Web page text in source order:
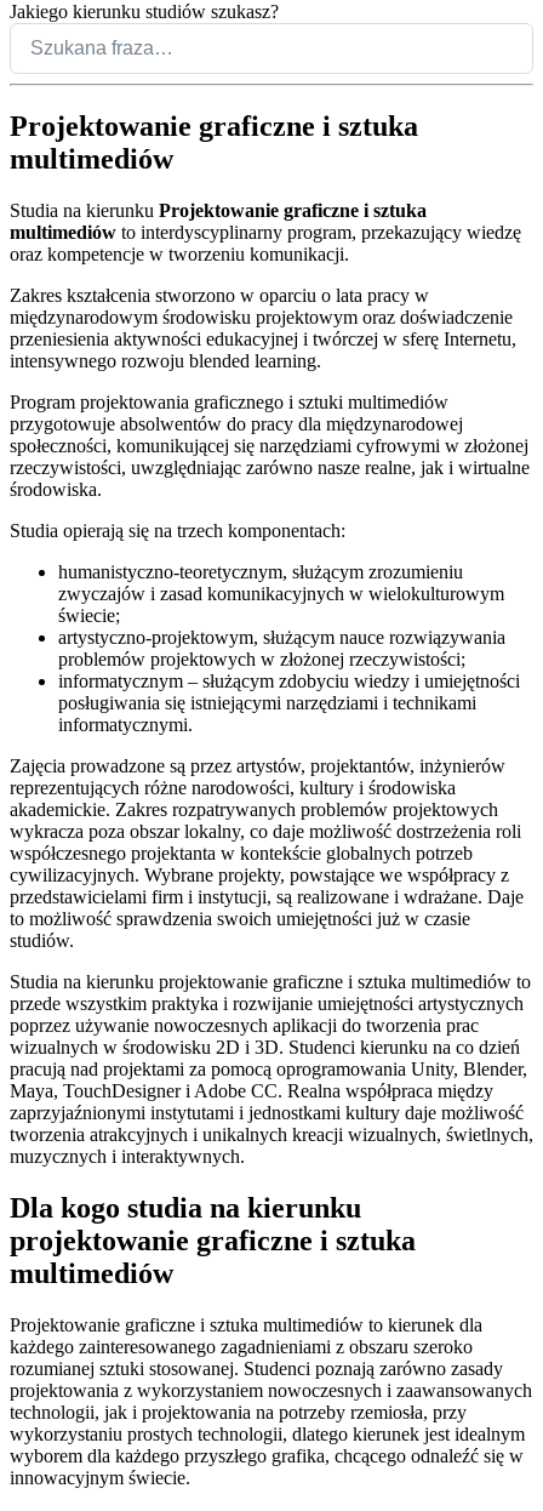
Jakiego kierunku studiów szukasz?
Projektowanie graficzne i sztuka
multimediów
Studia na kierunku Projektowanie graficzne i sztuka
multimediów to interdyscyplinarny program, przekazujący wiedzę
oraz kompetencje w tworzeniu komunikacji.
Zakres kształcenia stworzono w oparciu o lata pracy w
międzynarodowym środowisku projektowym oraz doświadczenie
przeniesienia aktywności edukacyjnej i twórczej w sferę Internetu,
intensywnego rozwoju blended learning.
Program projektowania graficznego i sztuki multimediów
przygotowuje absolwentów do pracy dla międzynarodowej
społeczności, komunikującej się narzędziami cyfrowymi w złożonej
rzeczywistości, uwzględniając zarówno nasze realne, jak i wirtualne
środowiska.
Studia opierają się na trzech komponentach:
humanistyczno-teoretycznym, służącym zrozumieniu
zwyczajów i zasad komunikacyjnych w wielokulturowym
świecie;
artystyczno-projektowym, służącym nauce rozwiązywania
problemów projektowych w złożonej rzeczywistości;
informatycznym – służącym zdobyciu wiedzy i umiejętności
posługiwania się istniejącymi narzędziami i technikami
informatycznymi.
Zajęcia prowadzone są przez artystów, projektantów, inżynierów
reprezentujących różne narodowości, kultury i środowiska
akademickie. Zakres rozpatrywanych problemów projektowych
wykracza poza obszar lokalny, co daje możliwość dostrzeżenia roli
współczesnego projektanta w kontekście globalnych potrzeb
cywilizacyjnych. Wybrane projekty, powstające we współpracy z
przedstawicielami firm i instytucji, są realizowane i wdrażane. Daje
to możliwość sprawdzenia swoich umiejętności już w czasie
studiów.
Studia na kierunku projektowanie graficzne i sztuka multimediów to
przede wszystkim praktyka i rozwijanie umiejętności artystycznych
poprzez używanie nowoczesnych aplikacji do tworzenia prac
wizualnych w środowisku 2D i 3D. Studenci kierunku na co dzień
pracują nad projektami za pomocą oprogramowania Unity, Blender,
Maya, TouchDesigner i Adobe CC. Realna współpraca między
zaprzyjaźnionymi instytutami i jednostkami kultury daje możliwość
tworzenia atrakcyjnych i unikalnych kreacji wizualnych, świetlnych,
muzycznych i interaktywnych.
Dla kogo studia na kierunku
projektowanie graficzne i sztuka
multimediów
Projektowanie graficzne i sztuka multimediów to kierunek dla
każdego zainteresowanego zagadnieniami z obszaru szeroko
rozumianej sztuki stosowanej. Studenci poznają zarówno zasady
projektowania z wykorzystaniem nowoczesnych i zaawansowanych
technologii, jak i projektowania na potrzeby rzemiosła, przy
wykorzystaniu prostych technologii, dlatego kierunek jest idealnym
wyborem dla każdego przyszłego grafika, chcącego odnaleźć się w
innowacyjnym świecie.